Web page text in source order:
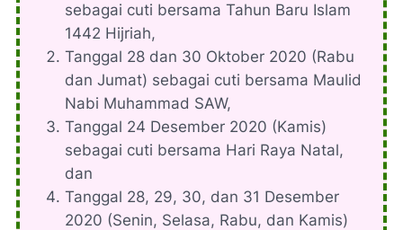
sebagai cuti bersama Tahun Baru Islam
1442 Hijriah,
Tanggal 28 dan 30 Oktober 2020 (Rabu
dan Jumat) sebagai cuti bersama Maulid
Nabi Muhammad SAW,
Tanggal 24 Desember 2020 (Kamis)
sebagai cuti bersama Hari Raya Natal,
dan
Tanggal 28, 29, 30, dan 31 Desember
2020 (Senin, Selasa, Rabu, dan Kamis)